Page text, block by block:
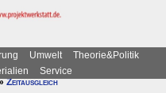
Umwelt
Theorie&Politik
Service
Zeitausgleich